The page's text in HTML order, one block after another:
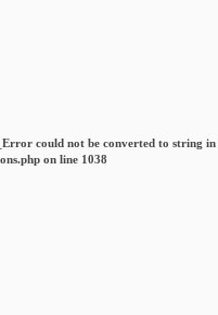
could not be converted to string in
on line 1038